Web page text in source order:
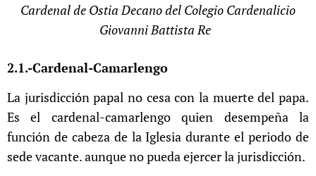
Cardenal de Ostia Decano del Colegio Cardenalicio
Giovanni Battista Re
2.1.-Cardenal-Camarlengo
La jurisdicción papal no cesa con la muerte del papa.
Es el cardenal-camarlengo quien desempeña la
función de cabeza de la Iglesia durante el periodo de
sede vacante. aunque no pueda ejercer la jurisdicción.